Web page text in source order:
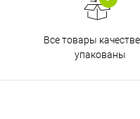
Все товары
упакованы